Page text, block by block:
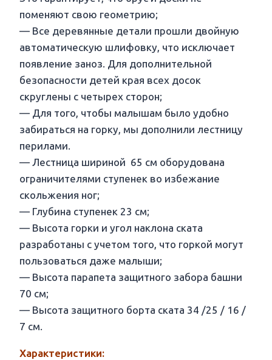
поменяют свою геометрию;
— Все деревянные детали прошли двойную
автоматическую шлифовку, что исключает
появление заноз. Для дополнительной
безопасности детей края всех досок
скруглены с четырех сторон;
— Для того, чтобы малышам было удобно
забираться на горку, мы дополнили лестницу
перилами.
— Лестница шириной 65 см оборудована
ограничителями ступенек во избежание
скольжения ног;
— Глубина ступенек 23 см;
— Высота горки и угол наклона ската
разработаны с учетом того, что горкой могут
пользоваться даже малыши;
— Высота парапета защитного забора башни
70 см;
— Высота защитного борта ската 34 /25 / 16 /
7 см.
Характеристики: